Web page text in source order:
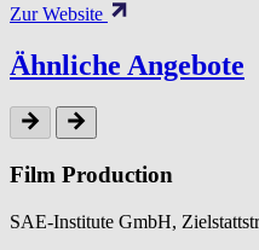
Zur Website
Ähnliche Angebote
Film Production
SAE-Institute GmbH,